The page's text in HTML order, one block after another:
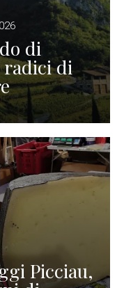
di
di
Picciau,